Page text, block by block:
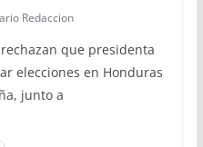
Redaccion
que presidenta
elecciones en Honduras
junto a